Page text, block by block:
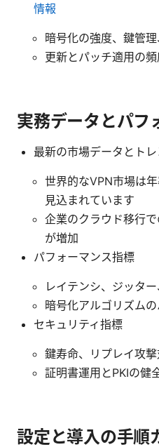
情報
暗号化の強度、鍵管
更新とパッチ適用の頻
実務データとパフ
最新の市場データとトレ
世界的なVPN市場は
見込まれています
企業のクラウド移行
が増加
パフォーマンス指標
レイテンシ、ジッタ
暗号化アルゴリズム
セキュリティ指標
鍵寿命、リプレイ攻
証明書運用とPKIの健
設定と導入の手順